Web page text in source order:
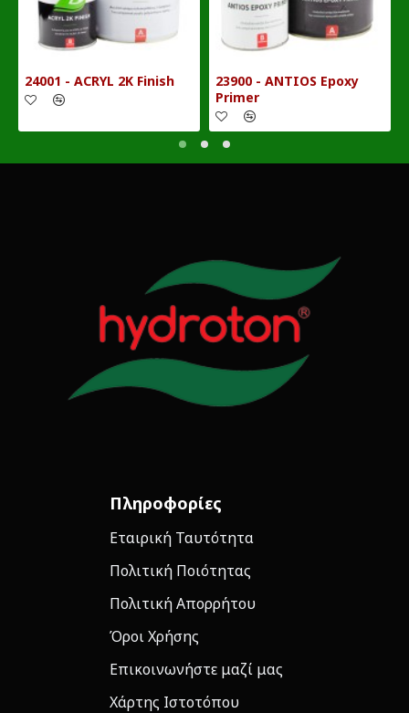
24001 - ACRYL 2K Finish
23900 - ANTIOS Epoxy
Primer
Πληροφορίες
Εταιρική Ταυτότητα
Πολιτική Ποιότητας
Πολιτική Απορρήτου
Όροι Χρήσης
Επικοινωνήστε μαζί μας
Χάρτης Ιστοτόπου